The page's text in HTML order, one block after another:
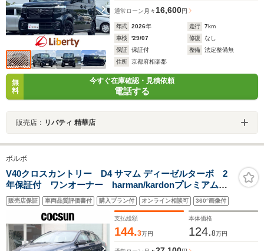
通常ローン 月々 16,600円
年式 2026年 走行 7km
車検
'29/07 修復
なし
保証
保証付 整備
法定整備無
住所
京都府相楽郡
無
料
今すぐ在庫確認・見積依頼
電話する
販売店： リバティ 精華店
ボルボ
V40クロスカントリー D4 サマム ディーゼルターボ 2
年保証付 ワンオーナー harman/kardonプレミアムオ
ーディオ ソフトベージュ本革シート パワーシート
シートヒーター モダンウッドパネル ドライブレコー
ダー ACC BLIS 禁煙車
販売店保証 車両品質評価書付 購入プラン付 オンライン相談可 360°画像付
支払総額
144.3万円
本体価格
124.8万円